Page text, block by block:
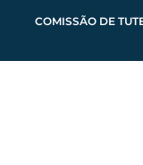
COMISSÃO DE